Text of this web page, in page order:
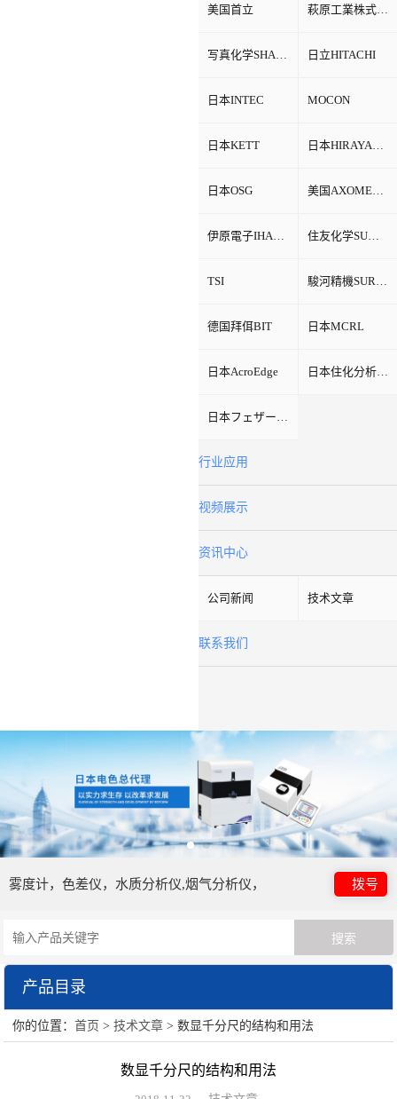
美国首立 萩原工業株式会社HAGIHARA
写真化学SHASHIN KAGAKU 日立HITACHI
日本INTEC MOCON
日本KETT 日本HIRAYAMA
日本OSG 美国AXOMETRICS
伊原電子IHARA 住友化学SUMITOMO
TSI 駿河精機SURUGA SEIKI
德国拜佴BIT 日本MCRL
日本AcroEdge 日本住化分析SCAS
日本フェザーFeather
行业应用
视频展示
资讯中心
公司新闻 技术文章
联系我们
雾度计，色差仪，水质分析仪,烟气分析仪， 拨号
产品目录
日本电色仪器
HORIBA（过程&环境）
你的位置：首页 >技术文章 > 数显千分尺的结构和用法
数显千分尺的结构和用法